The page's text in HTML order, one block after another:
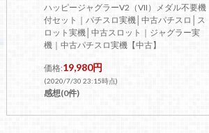
ハッピージャグラーV2（VII）メダル不要機
付セット｜パチスロ実機│中古パチスロ│ス
ロット実機│中古スロット｜ジャグラー実
機｜中古パチスロ実機【中古】
価格:19,980円
(2020/7/30 23:15時点)
感想(0件)